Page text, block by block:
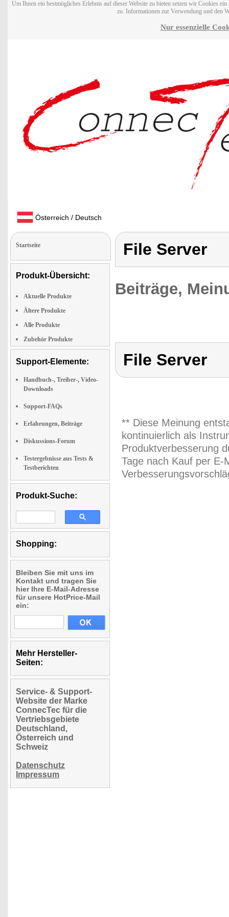
Um Ihnen ein bestmögliches Erlebnis auf dieser Website zu bieten setzen wir Cookies
zu. Informationen zur Verwendung und den
Nur essenzielle
Österreich / Deutsch
Startseite
Produkt-Übersicht:
Aktuelle Produkte
Ältere Produkte
Alle Produkte
Zubehör Produkte
Support-Elemente:
Handbuch-, Treiber-, Video-
Downloads
Support-FAQs
Erfahrungen, Beiträge
Diskussions-Forum
Testergebnisse aus Tests &
Testberichten
Produkt-Suche:
Shopping:
Bleiben Sie mit uns im
Kontakt und tragen Sie
hier Ihre E-Mail-Adresse
für unsere HotPrice-Mail
ein:
Mehr Hersteller-
Seiten:
Service- & Support-
Website der Marke
ConnecTec für die
Vertriebsgebiete
Deutschland,
Österreich und
Schweiz
Datenschutz
Impressum
File Server
Beiträge,
File Server
** Diese Meinung
kontinuierlich als
Produktverbesserung
Tage nach Kauf per E-